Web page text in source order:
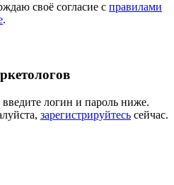
своё согласие с правилами
.
введите логин и пароль ниже.
зарегистрируйтесь сейчас.